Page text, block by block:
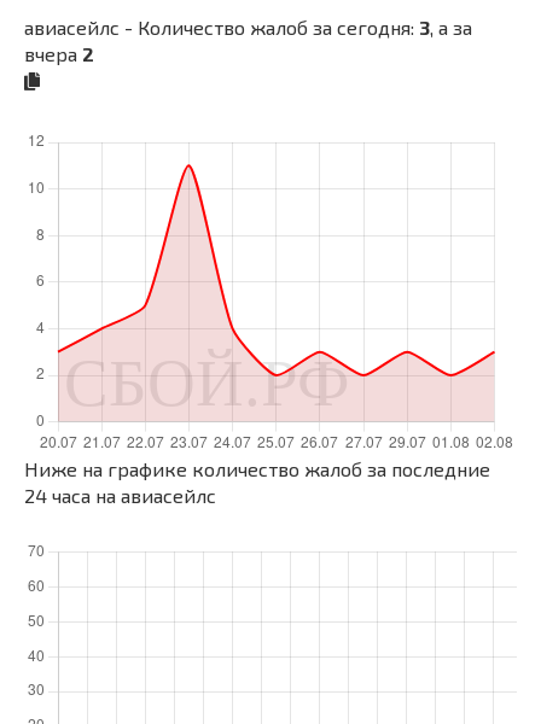
авиасейлс - Количество жалоб за сегодня: 3 , а за
вчера 2
Ниже на графике количество жалоб за последние
24 часа на авиасейлс